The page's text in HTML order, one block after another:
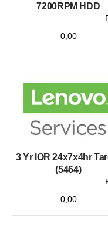
7200RPM HDD
0,00
3 Yr IOR 24x7x4hr
(5464)
0,00